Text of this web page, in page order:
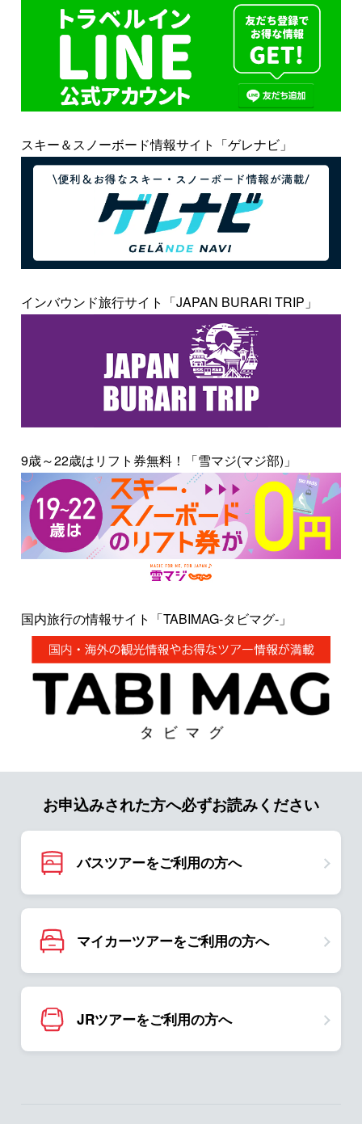
スキー＆スノーボード情報サイト「ゲレナビ」
インバウンド旅行サイト「JAPAN BURARI TRIP」
9歳～22歳はリフト券無料！「雪マジ(マジ部)」
国内旅行の情報サイト「TABIMAG-タビマグ-」
お申込みされた方へ必ずお読みください
バスツアーをご利用の方へ
マイカーツアーをご利用の方へ
JRツアーをご利用の方へ